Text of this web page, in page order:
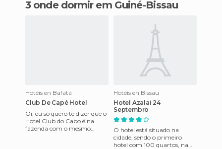
3 onde dormir em Guiné-Bissau
Hotéis en Bafatá
Club De Capé Hotel
Oi, eu só quero te dizer que o
Hotel Club do Cabo é na
fazenda com o mesmo
Hotéis en Bissau
Hotel Azalai 24
Septembro
O hotel está situado na
cidade, sendo o primeiro
hotel com 100 quartos, na